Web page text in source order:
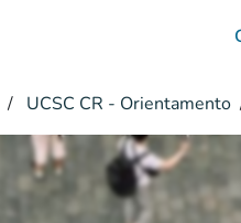
UCSC CR - Orientamento